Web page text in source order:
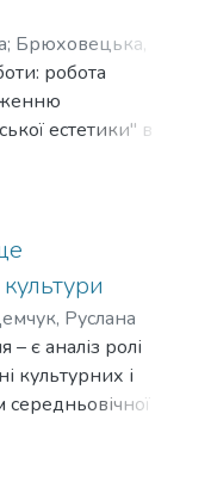
знання та
виключають
здобуття
; Брюховецька,
робота
естетики" в
колекцій трьох
(Україна)
(Росія). У модних
такі аспекти
як
Руслана
є аналіз ролі
культурних і